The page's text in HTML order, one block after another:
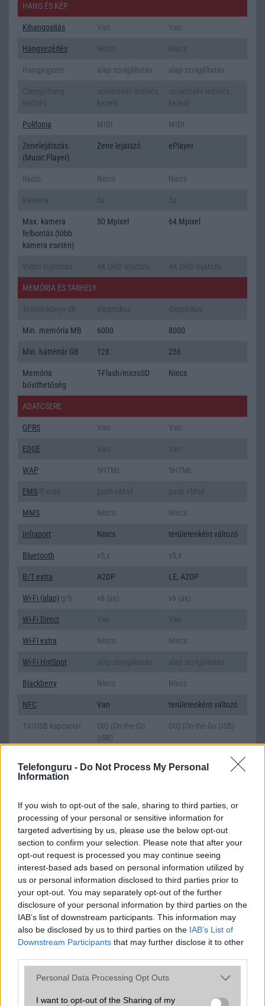
Telefonguru - Do Not Process My Personal
Information
If you wish to opt-out of the sale, sharing to third parties, or
processing of your personal or sensitive information for
targeted advertising by us, please use the below opt-out
section to confirm your selection. Please note that after your
opt-out request is processed you may continue seeing
interest-based ads based on personal information utilized by
us or personal information disclosed to third parties prior to
your opt-out. You may separately opt-out of the further
disclosure of your personal information by third parties on the
IAB’s list of downstream participants. This information may
also be disclosed by us to third parties on the IAB’s List of
Downstream Participants that may further disclose it to other
Please note that this website/app uses one or more Google
not limited to your visit or usage behaviour. You may click to
Personal Data Processing Opt Outs
I want to opt-out of the Sharing of my
HANG ÉS KÉP
Kihangositás Van Van
Hangvezérlés
Hangjegyzet alap szolgáltatás alap szolgáltatás
Polifonia MIDI MIDI
Zenelejátszás
(Music Player)
Zene lejátszó ePlayer
Rádió Nincs Nincs
Max. kamera
felbontás (több
kamera esetén)
50 Mpixel 64 Mpixel
MEMÓRIA ÉS TÁRHELY
Min. memória MB 6000 8000
Min. háttértár GB 128 256
Memória
bővíthetőség
T-Flash/microSD Nincs
ADATCSERE
GPRS Van Van
EDGE
WAP 5HTML 5HTML
EMS
MMS Nincs Nincs
Infraport Nincs területenként változó
Bluetooth v5,x v5,x
B/T extra A2DP LE, A2DP
Wi-Fi (alap) g/b v6 (ax) v6 (ax)
Wi-Fi Direct
Wi-Fi extra Nincs Nincs
Wi-Fi HotSpot
Blackberry Nincs Nincs
NFC Van területenként változó
TV/USB kapcsolat
OtG (On-the-Go
USB)
OtG (On-the-Go USB)
Glonass (Orosz),
aGPS (USA), Glonass
(Orosz), BDS (Kína),
Push to Talk Nincs Nincs
AKKUMULÁTOR
Típus Li-Polimer Li-Polimer
Készenléti idő h /
Cserélhetőség
Az akkumulátor
nem vehetõ ki!
Az akkumulátor nem
vehetõ ki!
Beszélgetési idő h /
Gyorstöltés
25W-os gyorstöltés 67W-os gyorstöltés
ALKALMAZÁSOK ÉS ÉRZÉKELŐK
Java Nincs Nincs
olvasó